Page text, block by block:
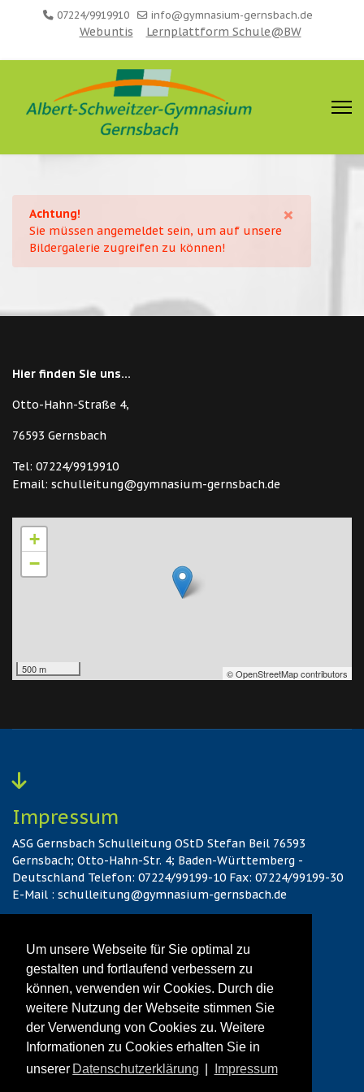
Um unsere Webseite für Sie optimal zu
gestalten und fortlaufend verbessern zu
können, verwenden wir Cookies. Durch die
weitere Nutzung der Webseite stimmen Sie
der Verwendung von Cookies zu. Weitere
Informationen zu Cookies erhalten Sie in
unserer Datenschutzerklärung Impressum
07224/9919910 info@gymnasium-gernsbach.de
Webuntis Lernplattform Schule@BW
×
Achtung!
Sie müssen angemeldet sein, um auf unsere
Bildergalerie zugreifen zu können!
Hier finden Sie uns...
Otto-Hahn-Straße 4,
76593 Gernsbach
Tel: 07224/9919910
Email: schulleitung@gymnasium-gernsbach.de
+
−
500 m © OpenStreetMap contributors
Impressum
ASG Gernsbach Schulleitung OStD Stefan Beil 76593
Gernsbach; Otto-Hahn-Str. 4; Baden-Württemberg -
Deutschland Telefon: 07224/99199-10 Fax: 07224/99199-30
E-Mail : schulleitung@gymnasium-gernsbach.de
Datenschutz
Hier gehts zur vollständigen Datenschutzerklärung